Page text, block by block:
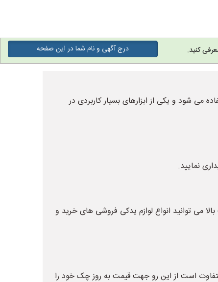
کنید. درج آگهی و نام شما در این صفحه
شود و یکی از ابزارهای بسیار کاربردی در
نمایید.
می توانید انواع لوازم یدکی فروشی های خرید و
است از این رو جهت قیمت به روز چک خود را